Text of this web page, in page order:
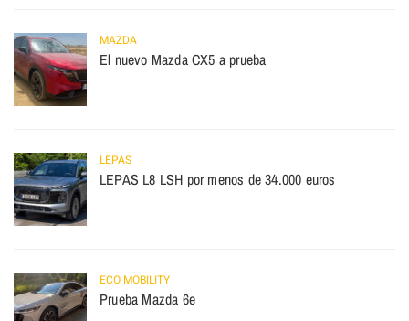
MAZDA
El nuevo Mazda CX5 a prueba
LEPAS
LEPAS L8 LSH por menos de 34.000 euros
ECO MOBILITY
Prueba Mazda 6e